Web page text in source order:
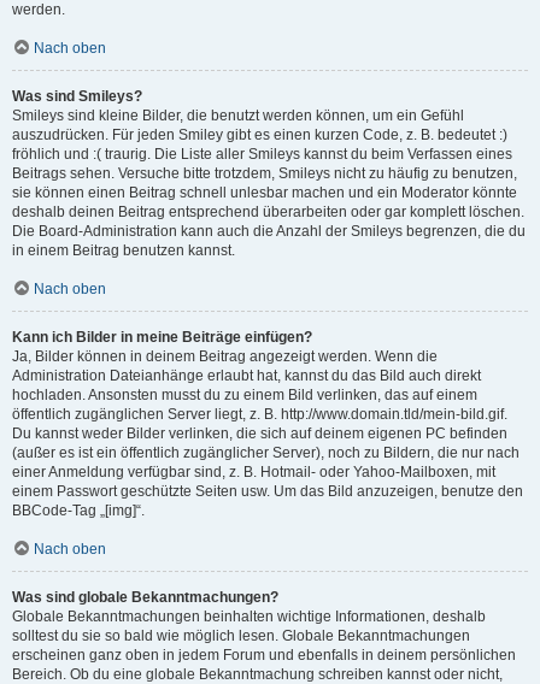
werden.
Nach oben
Was sind Smileys?
Smileys sind kleine Bilder, die benutzt werden können, um ein Gefühl
auszudrücken. Für jeden Smiley gibt es einen kurzen Code, z. B. bedeutet :)
fröhlich und :( traurig. Die Liste aller Smileys kannst du beim Verfassen eines
Beitrags sehen. Versuche bitte trotzdem, Smileys nicht zu häufig zu benutzen,
sie können einen Beitrag schnell unlesbar machen und ein Moderator könnte
deshalb deinen Beitrag entsprechend überarbeiten oder gar komplett löschen.
Die Board-Administration kann auch die Anzahl der Smileys begrenzen, die du
in einem Beitrag benutzen kannst.
Nach oben
Kann ich Bilder in meine Beiträge einfügen?
Ja, Bilder können in deinem Beitrag angezeigt werden. Wenn die
Administration Dateianhänge erlaubt hat, kannst du das Bild auch direkt
hochladen. Ansonsten musst du zu einem Bild verlinken, das auf einem
öffentlich zugänglichen Server liegt, z. B. http://www.domain.tld/mein-bild.gif.
Du kannst weder Bilder verlinken, die sich auf deinem eigenen PC befinden
(außer es ist ein öffentlich zugänglicher Server), noch zu Bildern, die nur nach
einer Anmeldung verfügbar sind, z. B. Hotmail- oder Yahoo-Mailboxen, mit
einem Passwort geschützte Seiten usw. Um das Bild anzuzeigen, benutze den
BBCode-Tag „[img]“.
Nach oben
Was sind globale Bekanntmachungen?
Globale Bekanntmachungen beinhalten wichtige Informationen, deshalb
solltest du sie so bald wie möglich lesen. Globale Bekanntmachungen
erscheinen ganz oben in jedem Forum und ebenfalls in deinem persönlichen
Bereich. Ob du eine globale Bekanntmachung schreiben kannst oder nicht,